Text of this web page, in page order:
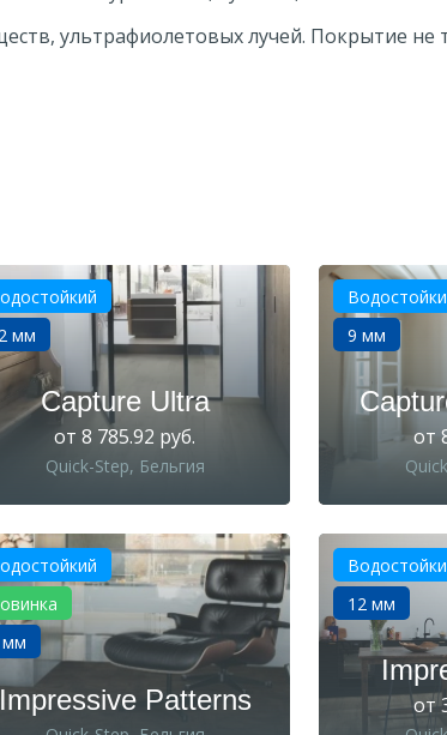
ультрафиолетовых лучей. Покрытие не
Capture Ultra
от 8 785.92 руб.
Quick-Step, Бельгия
мм
от
9 мм
Impressive Patterns
мм
от
12 мм